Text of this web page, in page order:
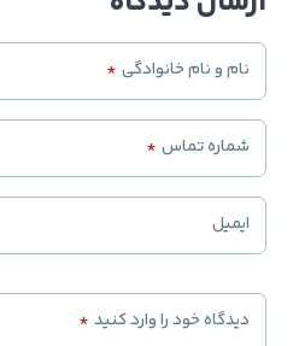
نام و نام خانوادگی *
شماره تماس *
ایمیل
دیدگاه خود را وارد کنید *